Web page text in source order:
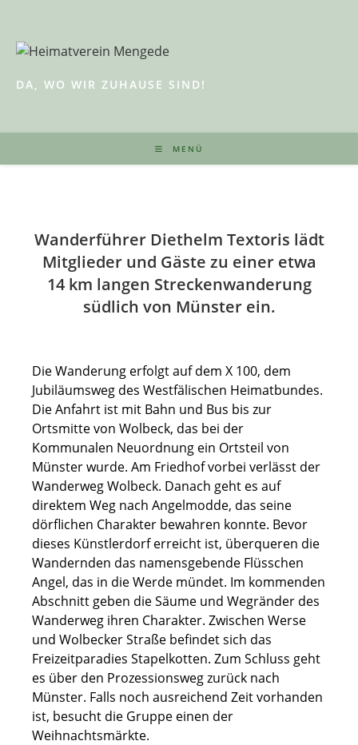
springen
DA, WO WIR ZUHAUSE SIND!
MENÜ
Wanderführer Diethelm Textoris lädt
Mitglieder und Gäste zu einer etwa
14 km langen Streckenwanderung
südlich von Münster ein.
Die Wanderung erfolgt auf dem X 100, dem
Jubiläumsweg des Westfälischen Heimatbundes.
Die Anfahrt ist mit Bahn und Bus bis zur
Ortsmitte von Wolbeck, das bei der
Kommunalen Neuordnung ein Ortsteil von
Münster wurde. Am Friedhof vorbei verlässt der
Wanderweg Wolbeck. Danach geht es auf
direktem Weg nach Angelmodde, das seine
dörflichen Charakter bewahren konnte. Bevor
dieses Künstlerdorf erreicht ist, überqueren die
Wandernden das namensgebende Flüsschen
Angel, das in die Werde mündet. Im kommenden
Abschnitt geben die Säume und Wegränder des
Wanderweg ihren Charakter. Zwischen Werse
und Wolbecker Straße befindet sich das
Freizeitparadies Stapelkotten. Zum Schluss geht
es über den Prozessionsweg zurück nach
Münster. Falls noch ausreichend Zeit vorhanden
ist, besucht die Gruppe einen der
Weihnachtsmärkte.